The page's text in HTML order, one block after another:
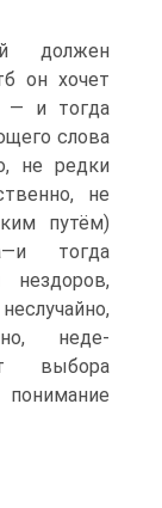
должен
он хочет
— и тогда
слова
не редки
не
путём)
тогда
неде-
выбора